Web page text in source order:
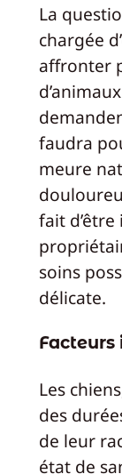
La
chargée
affronter
faudra
meure
fait
soins
délicate.
Les
des
de leur
état de